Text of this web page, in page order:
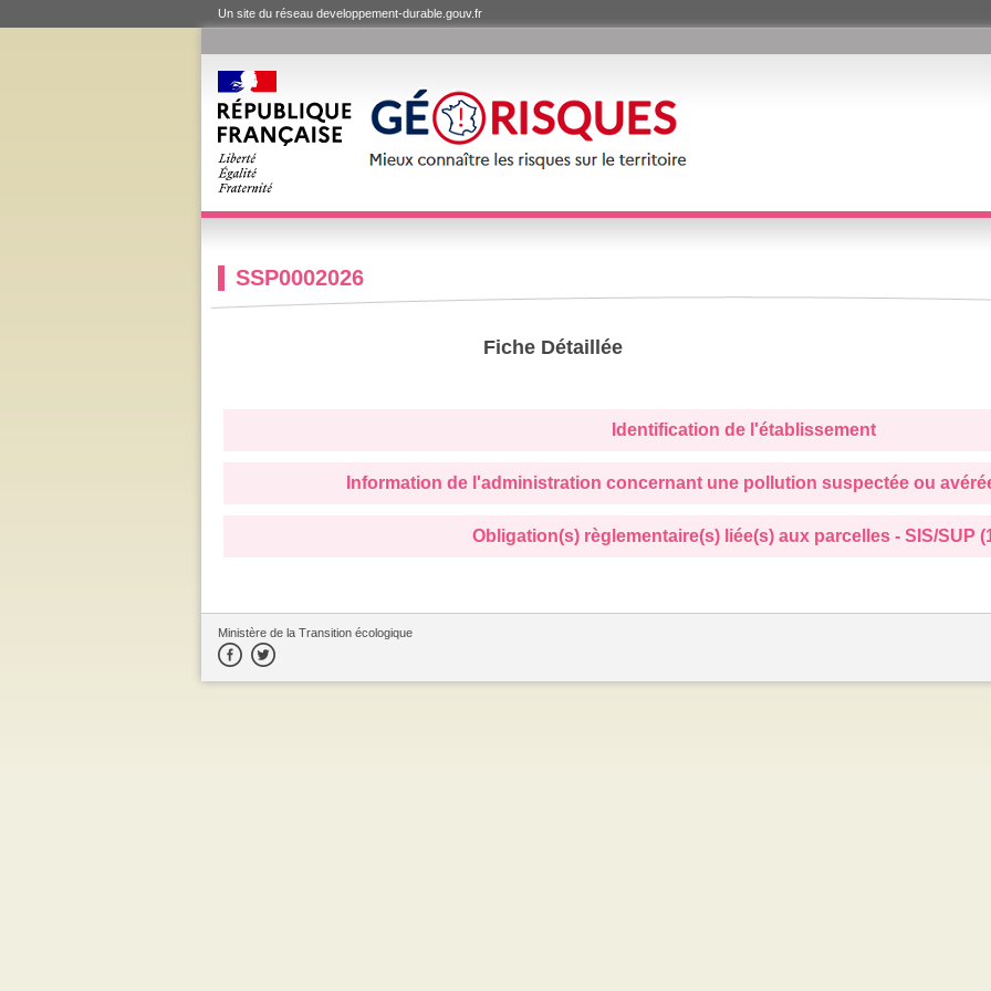
Un site du réseau developpement-durable.gouv.fr
SSP0002026
Fiche Détaillée
Identification de l'établissement
Information de l'administration concernant une pollution suspectée ou
Obligation(s) règlementaire(s) liée(s) aux parcelles - SIS/SUP
Ministère de la Transition écologique